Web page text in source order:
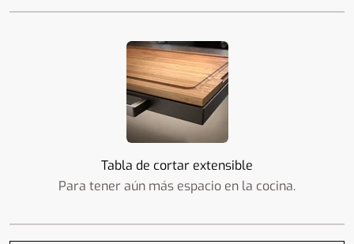
Tabla de cortar extensible
Para tener aún más espacio en la cocina.